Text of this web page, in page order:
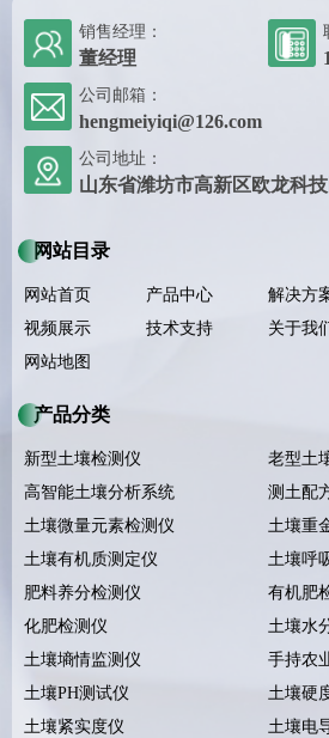
销售经理：
董经理
公司邮箱：
hengmeiyiqi@126.com
公司地址：
山东省潍坊市高新区欧龙科技
网站目录
网站首页 产品中心 解决方
视频展示
技术支持 关于我
网站地图
产品分类
新型土壤检测仪
老型土
高智能土壤分析系统
测土配
土壤微量元素检测仪
土壤重
土壤有机质测定仪
土壤呼
肥料养分检测仪
有机肥
化肥检测仪
土壤水
土壤墒情监测仪
手持农
土壤PH测试仪
土壤硬
土壤紧实度仪
土壤电